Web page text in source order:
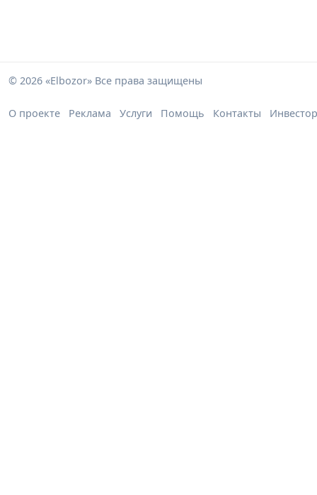
© 2026 «Elbozor» Все права защищены
О проекте Реклама Услуги Помощь Контакты